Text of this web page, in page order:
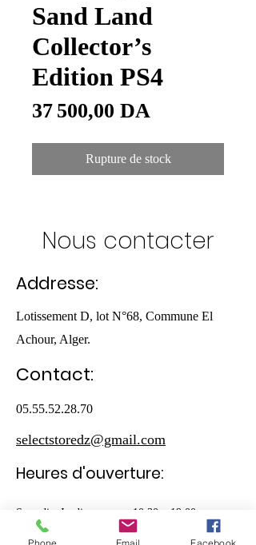
Sand Land
Collector’s
Edition PS4
37 500,00 DA
Rupture de stock
Nous contacter
Addresse:
Lotissement D, lot N°68, Commune El
Achour, Alger.
Contact:
05.55.52.28.70
selectstoredz@gmail.com
Heures d'ouverture:
Samedi - Jeudi 10:30 – 19:00
Phone Email Facebook